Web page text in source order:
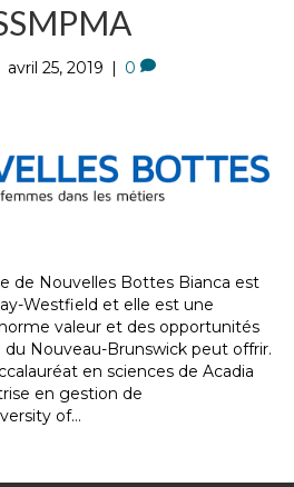
avril 25, 2019 | 0
de Nouvelles Bottes Bianca est
Westfield et elle est une
valeur et des opportunités
Nouveau-Brunswick peut offrir.
en sciences de Acadia
en gestion de
of…